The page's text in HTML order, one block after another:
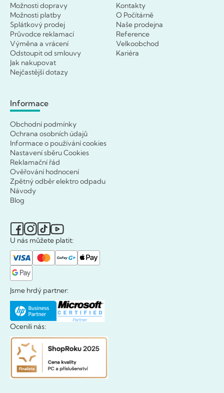
Možnosti dopravy
Možnosti platby
Splátkový prodej
Průvodce reklamací
Výměna a vrácení
Odstoupit od smlouvy
Jak nakupovat
Nejčastější dotazy
Kontakty
O Počítárně
Naše prodejna
Reference
Velkoobchod
Kariéra
Informace
Obchodní podmínky
Ochrana osobních údajů
Informace o používání cookies
Nastavení sběru Cookies
Reklamační řád
Ověřování hodnocení
Zpětný odběr elektro odpadu
Návody
Blog
U nás můžete platit:
Jsme hrdý partner:
Ocenili nás: